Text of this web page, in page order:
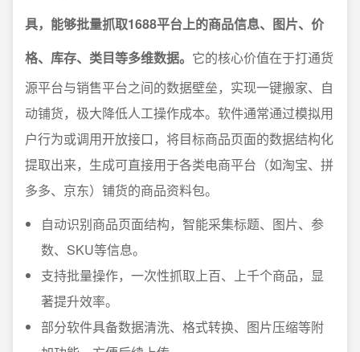
具，能够批量抓取1688平台上的商品信息、图片、价
格、库存、类目等多维数据。 它的核心价值在于打通货
源平台与销售平台之间的数据壁垒，实现一键搬家、自
动铺货，极大降低人工操作成本。软件通常通过模拟用
户行为或调用开放接口，将目标商品页面的数据结构化
提取出来，生成可直接用于各类电商平台（如淘宝、拼
多多、京东）铺货的商品资料包。
自动识别商品页面结构，智能采集标题、图片、参
数、SKU等信息。
支持批量操作，一次性抓取上百、上千个商品，显
著提升效率。
部分软件具备数据清洗、格式转换、图片压缩等附